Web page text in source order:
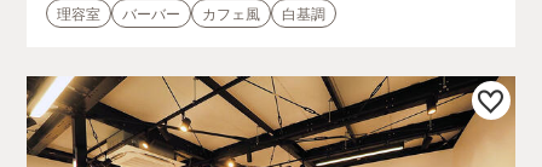
理容室
バーバー カフェ風 白基調